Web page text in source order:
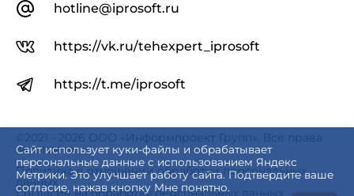
Сайт использует куки-файлы и обрабатывает
персональные данные с использованием Яндекс
Метрики. Это улучшает работу сайта. Подтвердите ваше
согласие, нажав кнопку Мне понятно.
hotline@iprosoft.ru
https://vk.ru/tehexpert_iprosoft
https://t.me/iprosoft
©2021 - 2026 ООО «Информпроект Групп». Все права
защищены.
Политика в отношении обработки персональных
данных
Согласие на обработку персональных данных